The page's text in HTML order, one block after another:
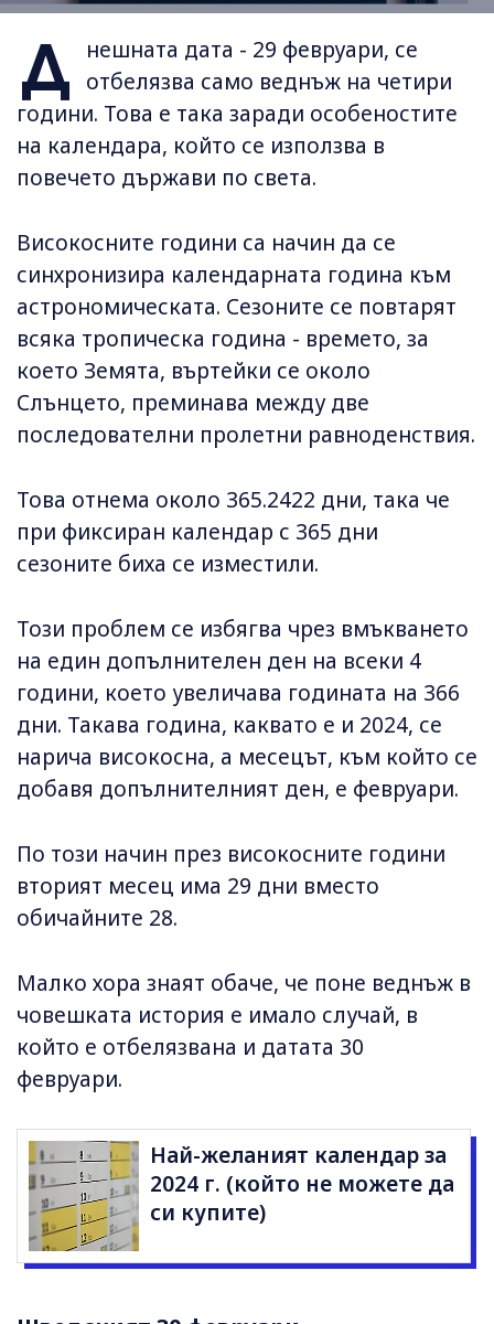
Д
нешната дата - 29 февруари, се
отбелязва само веднъж на четири
години. Това е така заради особеностите
на календара, който се използва в
повечето държави по света.
Високосните години са начин да се
синхронизира календарната година към
астрономическата. Сезоните се повтарят
всяка тропическа година - времето, за
което Земята, въртейки се около
Слънцето, преминава между две
последователни пролетни равноденствия.
Това отнема около 365.2422 дни, така че
при фиксиран календар с 365 дни
сезоните биха се изместили.
Този проблем се избягва чрез вмъкването
на един допълнителен ден на всеки 4
години, което увеличава годината на 366
дни. Такава година, каквато е и 2024, се
нарича високосна, а месецът, към който се
добавя допълнителният ден, е февруари.
По този начин през високосните години
вторият месец има 29 дни вместо
обичайните 28.
Малко хора знаят обаче, че поне веднъж в
човешката история е имало случай, в
който е отбелязвана и датата 30
февруари.
Най-желаният календар за
2024 г. (който не можете да
си купите)